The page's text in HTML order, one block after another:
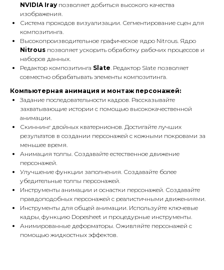
NVIDIA Iray позволяет добиться высокого качества
изображения.
Система проходов визуализации. Сегментирование сцен для
композитинга.
Высокопроизводительное графическое ядро Nitrous. Ядро
Nitrous позволяет ускорить обработку рабочих процессов и
наборов данных.
Редактор композитинга Slate . Редактор Slate позволяет
совместно обрабатывать элементы композитинга.
Компьютерная анимация и монтаж персонажей:
Задание последовательности кадров. Рассказывайте
захватывающие истории с помощью высококачественной
анимации.
Скиннинг двойных кватернионов. Достигайте лучших
результатов в создании персонажей с кожными покровами за
меньшее время.
Анимация толпы. Создавайте естественное движение
персонажей.
Улучшение функции заполнения. Создавайте более
убедительные толпы персонажей.
Инструменты анимации и оснастки персонажей. Создавайте
правдоподобных персонажей с реалистичными движениями.
Инструменты для общей анимации. Используйте ключевые
кадры, функцию Dopesheet и процедурные инструменты.
Анимированные деформаторы. Оживляйте персонажей с
помощью жидкостных эффектов.